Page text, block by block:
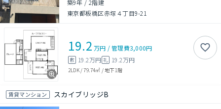
築9年 / 2階建
東京都板橋区赤塚４丁目9-21
19.2 万円 /管理費3,000円
敷 19.2万円 礼 19.2万円
2LDK/79.74㎡ /地下1階
賃貸マンション スカイブリッジB